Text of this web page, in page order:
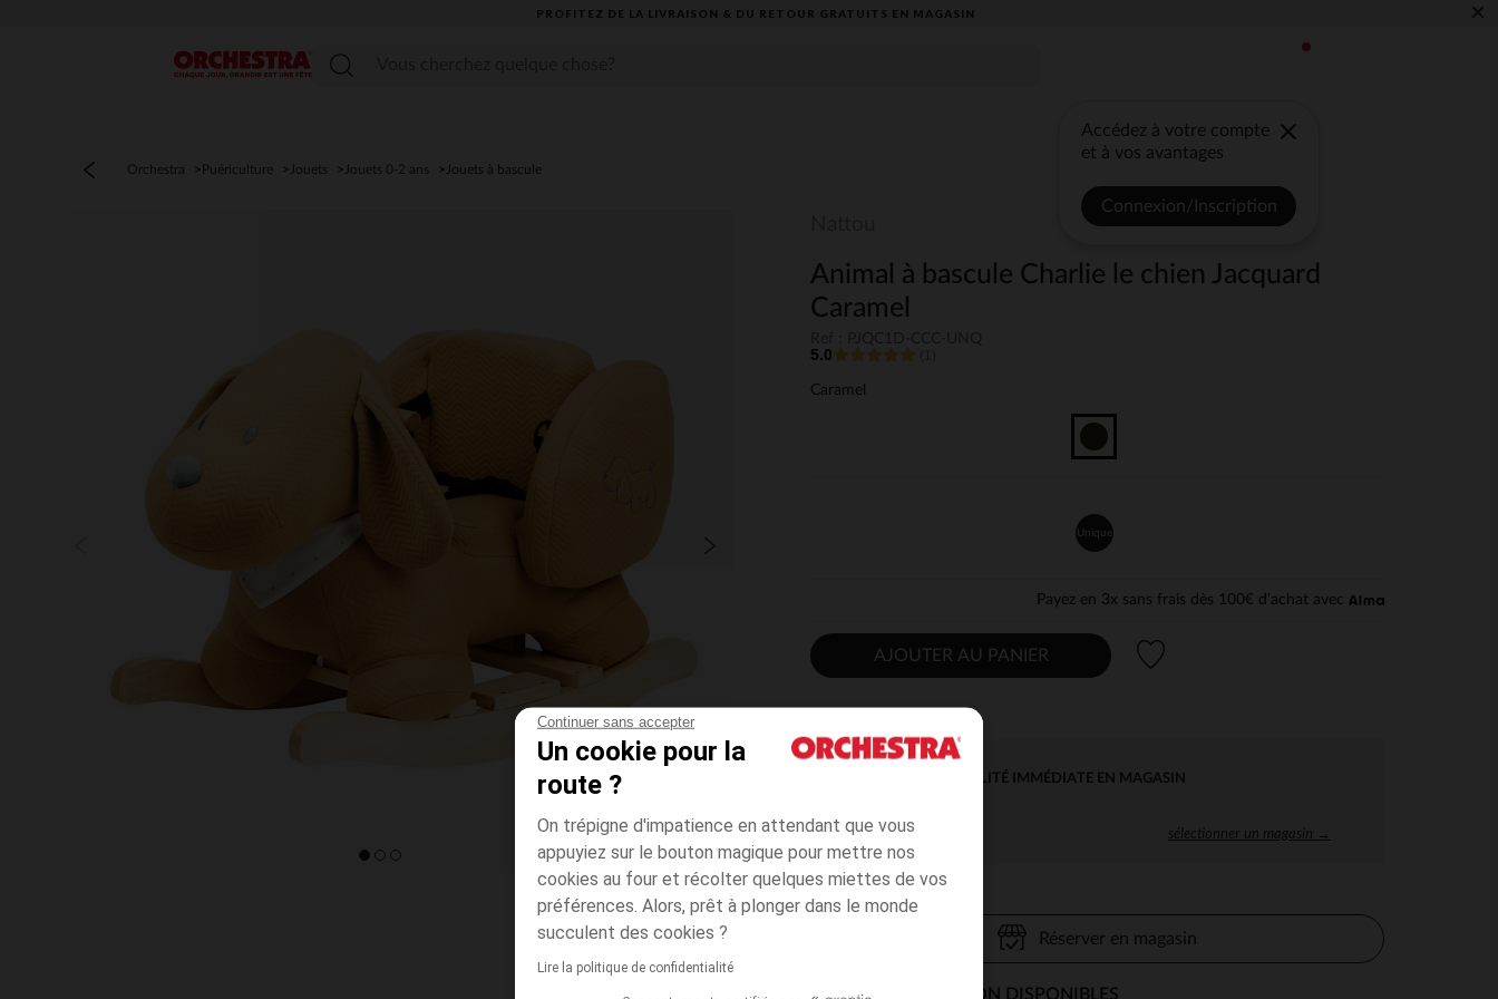
Continuer sans accepter
Un cookie pour la
route ?
On trépigne d'impatience en attendant que vous
appuyiez sur le bouton magique pour mettre nos
cookies au four et récolter quelques miettes de vos
préférences. Alors, prêt à plonger dans le monde
succulent des cookies ?
Lire la politique de confidentialité
PROFITEZ DE LA LIVRAISON & DU RETOUR GRATUITS EN MAGASIN​ ×
Menu
Accédez à votre compte
et à vos avantages
Connexion/Inscription
Orchestra Puériculture Jouets Jouets 0-2 ans Jouets à bascule
Animal à bascule Charlie le chien Jacquard
Caramel
5.0
Caramel
Unique
Payez en 3x sans frais dès 100€ d'achat avec
AJOUTER AU PANIER
DISPONIBILITÉ IMMÉDIATE EN MAGASIN
sélectionner un magasin →
Réserver en magasin
MODES DE LIVRAISON DISPONIBLES